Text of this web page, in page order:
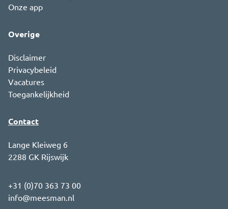
Onze app
Overige
Disclaimer
Privacybeleid
Vacatures
Toegankelijkheid
Contact
Lange Kleiweg 6
2288 GK Rijswijk
+31 (0)70 363 73 00
info@meesman.nl